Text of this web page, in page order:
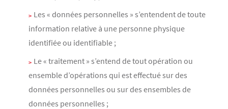
Les « données personnelles » s’entendent de toute
information relative à une personne physique
identifiée ou identifiable ;
Le « traitement » s’entend de tout opération ou
ensemble d’opérations qui est effectué sur des
données personnelles ou sur des ensembles de
données personnelles ;